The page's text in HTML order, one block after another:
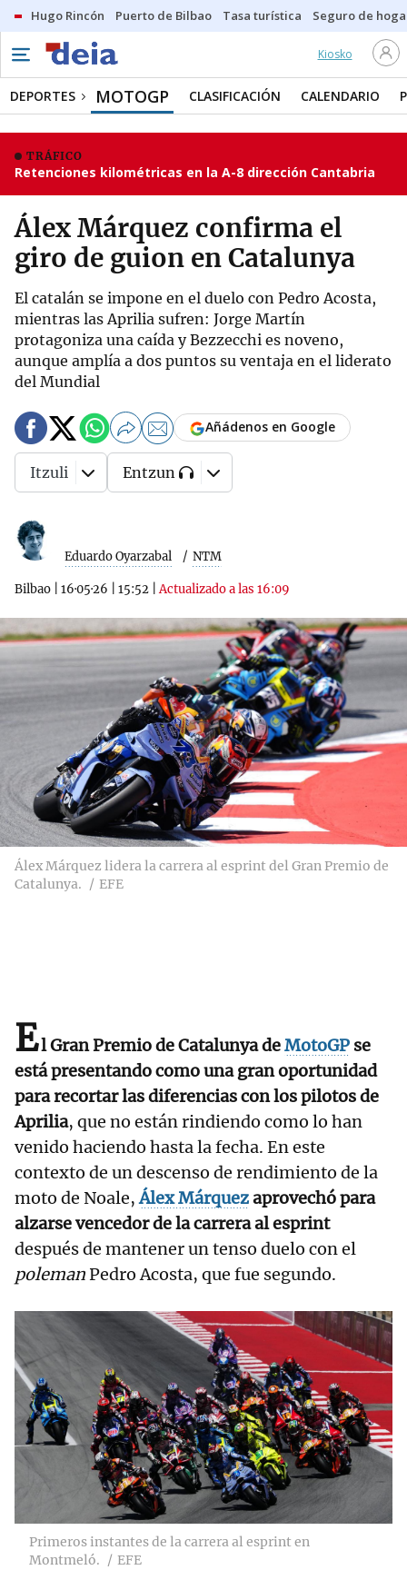
Hugo Rincón Puerto de Bilbao Tasa turística Seguro de
Kiosko
DEPORTES MOTOGP CLASIFICACIÓN CALENDARIO
TRÁFICO
Retenciones kilométricas en la A-8 dirección Cantabria
Álex Márquez confirma el
giro de guion en Catalunya
El catalán se impone en el duelo con Pedro Acosta,
mientras las Aprilia sufren: Jorge Martín
protagoniza una caída y Bezzecchi es noveno,
aunque amplía a dos puntos su ventaja en el liderato
del Mundial
Eduardo Oyarzabal NTM
Bilbao 16·05·26 15:52 |Actualizado a las 16:09
Añádenos en Google
Itzuli Entzun
Álex Márquez lidera la carrera al esprint del Gran Premio de
Catalunya.
EFE
El Gran Premio de Catalunya deMotoGP se
está presentando como una gran oportunidad
para recortar las diferencias con los pilotos de
Aprilia, que no están rindiendo como lo han
venido haciendo hasta la fecha. En este
contexto de un descenso de rendimiento de la
moto de Noale, Álex Márquezaprovechó para
alzarse vencedor de la carrera al esprint
después de mantener un tenso duelo con el
polemanPedro Acosta, que fue segundo.
RELACIONADAS
Marc Márquez
recibe el alta
hospitalaria
Pedro Acosta y
KTM resurgen en
Montmeló
Primeros instantes de la carrera al esprint en
Montmeló.
EFE